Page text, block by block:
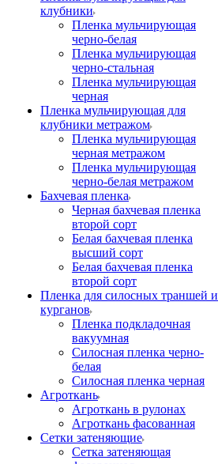
клубники
Пленка мульчирующая
черно-белая
Пленка мульчирующая
черно-стальная
Пленка мульчирующая
черная
Пленка мульчирующая для
клубники метражом
Пленка мульчирующая
черная метражом
Пленка мульчирующая
черно-белая метражом
Бахчевая пленка
Черная бахчевая пленка
второй сорт
Белая бахчевая пленка
высший сорт
Белая бахчевая пленка
второй сорт
Пленка для силосных траншей и
курганов
Пленка подкладочная
вакуумная
Силосная пленка черно-
белая
Силосная пленка черная
Агроткань
Агроткань в рулонах
Агроткань фасованная
Сетки затеняющие
Сетка затеняющая